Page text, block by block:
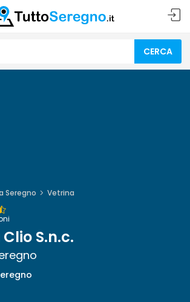
CERCA
Seregno Vetrina
S.n.c.